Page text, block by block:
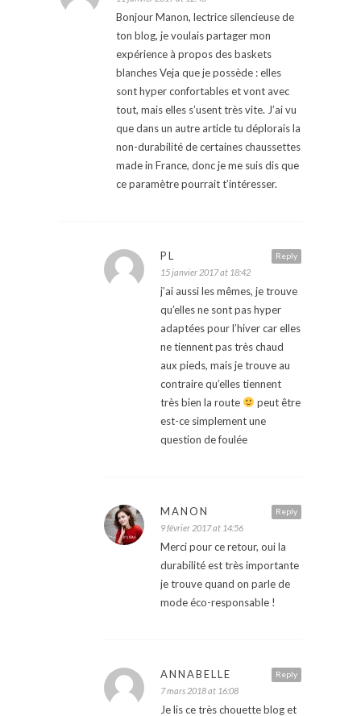
Bonjour Manon, lectrice silencieuse de
ton blog, je voulais partager mon
expérience à propos des baskets
blanches Veja que je possède : elles
sont hyper confortables et vont avec
tout, mais elles s’usent très vite. J’ai vu
que dans un autre article tu déplorais la
non-durabilité de certaines chaussettes
made in France, donc je me suis dis que
ce paramètre pourrait t’intéresser.
Reply
PL
15 janvier 2017 at 18:42
j’ai aussi les mêmes, je trouve
qu’elles ne sont pas hyper
adaptées pour l’hiver car elles
ne tiennent pas très chaud
aux pieds, mais je trouve au
contraire qu’elles tiennent
très bien la route
peut être
est-ce simplement une
question de foulée
Reply
MANON
9 février 2017 at 14:56
Merci pour ce retour, oui la
durabilité est très importante
je trouve quand on parle de
mode éco-responsable !
Reply
ANNABELLE
7 mars 2018 at 16:08
Je lis ce très chouette blog et